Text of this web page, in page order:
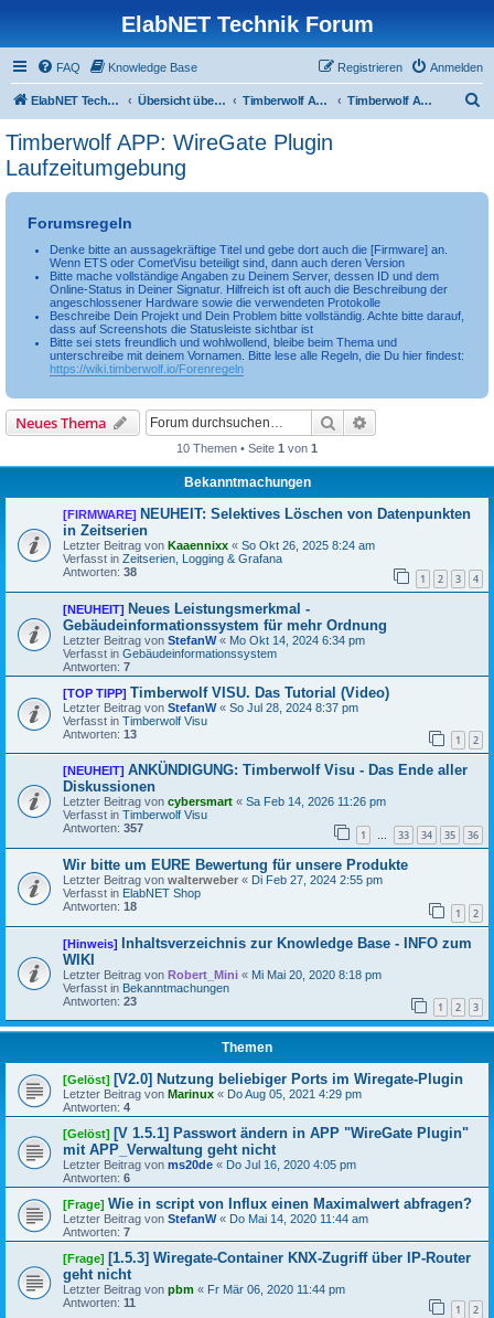
ElabNET Technik Forum
FAQ Knowledge Base Anmelden
Registrieren
ElabNET Technik Forum Übersicht über forum.timberwolf.io Timberwolf APPs & Docker Container Timberwolf APP: WireGate Plugin Laufzeitumgebung
Timberwolf APP: WireGate Plugin
Laufzeitumgebung
Forumsregeln
Denke bitte an aussagekräftige Titel und gebe dort auch die [Firmware] an.
Wenn ETS oder CometVisu beteiligt sind, dann auch deren Version
Bitte mache vollständige Angaben zu Deinem Server, dessen ID und dem
Online-Status in Deiner Signatur. Hilfreich ist oft auch die Beschreibung der
angeschlossener Hardware sowie die verwendeten Protokolle
Beschreibe Dein Projekt und Dein Problem bitte vollständig. Achte bitte darauf,
dass auf Screenshots die Statusleiste sichtbar ist
Bitte sei stets freundlich und wohlwollend, bleibe beim Thema und
unterschreibe mit deinem Vornamen. Bitte lese alle Regeln, die Du hier findest:
https://wiki.timberwolf.io/Forenregeln
Neues Thema Suche
10 Themen • Seite 1 von 1
Bekanntmachungen
[FIRMWARE] NEUHEIT: Selektives Löschen von Datenpunkten
in Zeitserien
Letzter Beitrag von Kaaennixx « So Okt 26, 2025 8:24 am
Verfasst in Zeitserien, Logging & Grafana
Antworten: 38 1 2 3 4
[NEUHEIT] Neues Leistungsmerkmal -
Gebäudeinformationssystem für mehr Ordnung
Letzter Beitrag von StefanW« Mo Okt 14, 2024 6:34 pm
Verfasst in Gebäudeinformationssystem
Antworten: 7
[TOP TIPP] Timberwolf VISU. Das Tutorial (Video)
Letzter Beitrag von StefanW« So Jul 28, 2024 8:37 pm
Verfasst in Timberwolf Visu
Antworten: 13 1 2
[NEUHEIT] ANKÜNDIGUNG: Timberwolf Visu - Das Ende aller
Diskussionen
Letzter Beitrag von cybersmart « Sa Feb 14, 2026 11:26 pm
Verfasst in Timberwolf Visu
Antworten: 357 1 … 33 34 35 36
Wir bitte um EURE Bewertung für unsere Produkte
Letzter Beitrag von walterweber « Di Feb 27, 2024 2:55 pm
Verfasst in ElabNET Shop
Antworten: 18 1 2
[Hinweis] Inhaltsverzeichnis zur Knowledge Base - INFO zum
WIKI
Letzter Beitrag von Robert_Mini « Mi Mai 20, 2020 8:18 pm
Verfasst in Bekanntmachungen
Antworten: 23 1 2 3
Themen
[Gelöst] [V2.0] Nutzung beliebiger Ports im Wiregate-Plugin
Letzter Beitrag von Marinux « Do Aug 05, 2021 4:29 pm
Antworten: 4
[Gelöst] [V 1.5.1] Passwort ändern in APP "WireGate Plugin"
mit APP_Verwaltung geht nicht
Letzter Beitrag von ms20de « Do Jul 16, 2020 4:05 pm
Antworten: 6
[Frage] Wie in script von Influx einen Maximalwert abfragen?
Letzter Beitrag von StefanW« Do Mai 14, 2020 11:44 am
Antworten: 7
[Frage] [1.5.3] Wiregate-Container KNX-Zugriff über IP-Router
geht nicht
Letzter Beitrag von pbm « Fr Mär 06, 2020 11:44 pm
Antworten: 11 1 2